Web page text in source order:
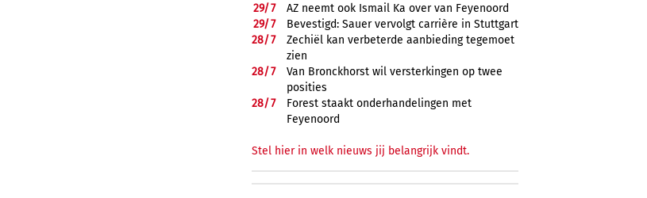
29/7
AZ neemt ook Ismail Ka over van Feyenoord
29/7
Bevestigd: Sauer vervolgt carrière in Stuttgart
28/7
Zechiël kan verbeterde aanbieding tegemoet
zien
28/7
Van Bronckhorst wil versterkingen op twee
posities
28/7
Forest staakt onderhandelingen met
Feyenoord
Stel hier in welk nieuws jij belangrijk vindt.